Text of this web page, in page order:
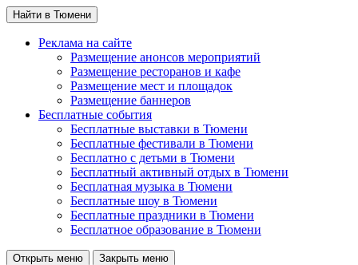
Найти в Тюмени
Реклама на сайте
Размещение анонсов мероприятий
Размещение ресторанов и кафе
Размещение мест и площадок
Размещение баннеров
Бесплатные события
Бесплатные выставки в Тюмени
Бесплатные фестивали в Тюмени
Бесплатно с детьми в Тюмени
Бесплатный активный отдых в Тюмени
Бесплатная музыка в Тюмени
Бесплатные шоу в Тюмени
Бесплатные праздники в Тюмени
Бесплатное образование в Тюмени
Открыть меню Закрыть меню